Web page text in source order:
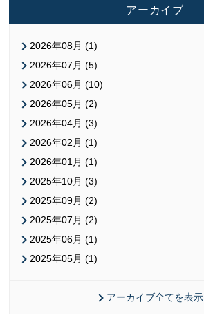
アーカイブ
2026年08月 (1)
2026年07月 (5)
2026年06月 (10)
2026年05月 (2)
2026年04月 (3)
2026年02月 (1)
2026年01月 (1)
2025年10月 (3)
2025年09月 (2)
2025年07月 (2)
2025年06月 (1)
2025年05月 (1)
アーカイブ全てを表示